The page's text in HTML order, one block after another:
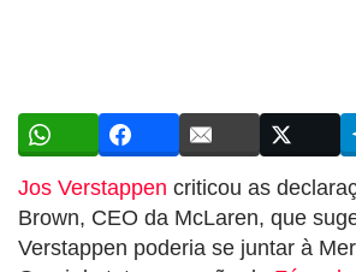
Jos Verstappen criticou as
Brown, CEO da McLaren, que
Verstappen poderia se juntar à